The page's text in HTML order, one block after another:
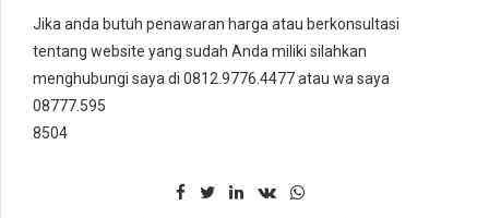
Jika anda butuh penawaran harga atau berkonsultasi
tentang website yang sudah Anda miliki silahkan
menghubungi saya di 0812.9776.4477 atau wa saya
08777.595
8504